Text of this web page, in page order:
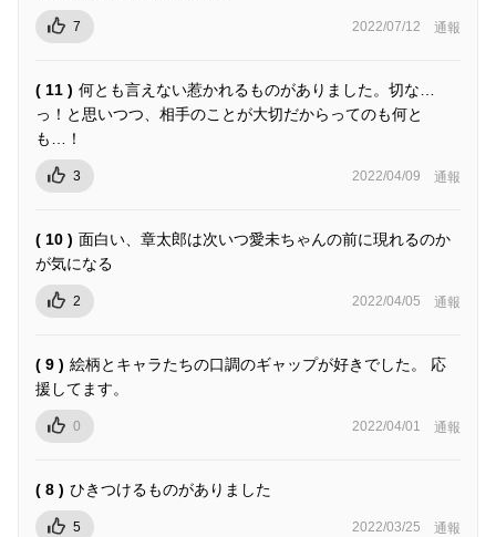
7 2022/07/12 通報
( 11 ) 何とも言えない惹かれるものがありました。切な…
っ！と思いつつ、相手のことが大切だからってのも何と
も…！
3 2022/04/09 通報
( 10 ) 面白い、章太郎は次いつ愛未ちゃんの前に現れるのか
が気になる
2 2022/04/05 通報
( 9 ) 絵柄とキャラたちの口調のギャップが好きでした。 応
援してます。
0 2022/04/01 通報
( 8 ) ひきつけるものがありました
5 2022/03/25 通報